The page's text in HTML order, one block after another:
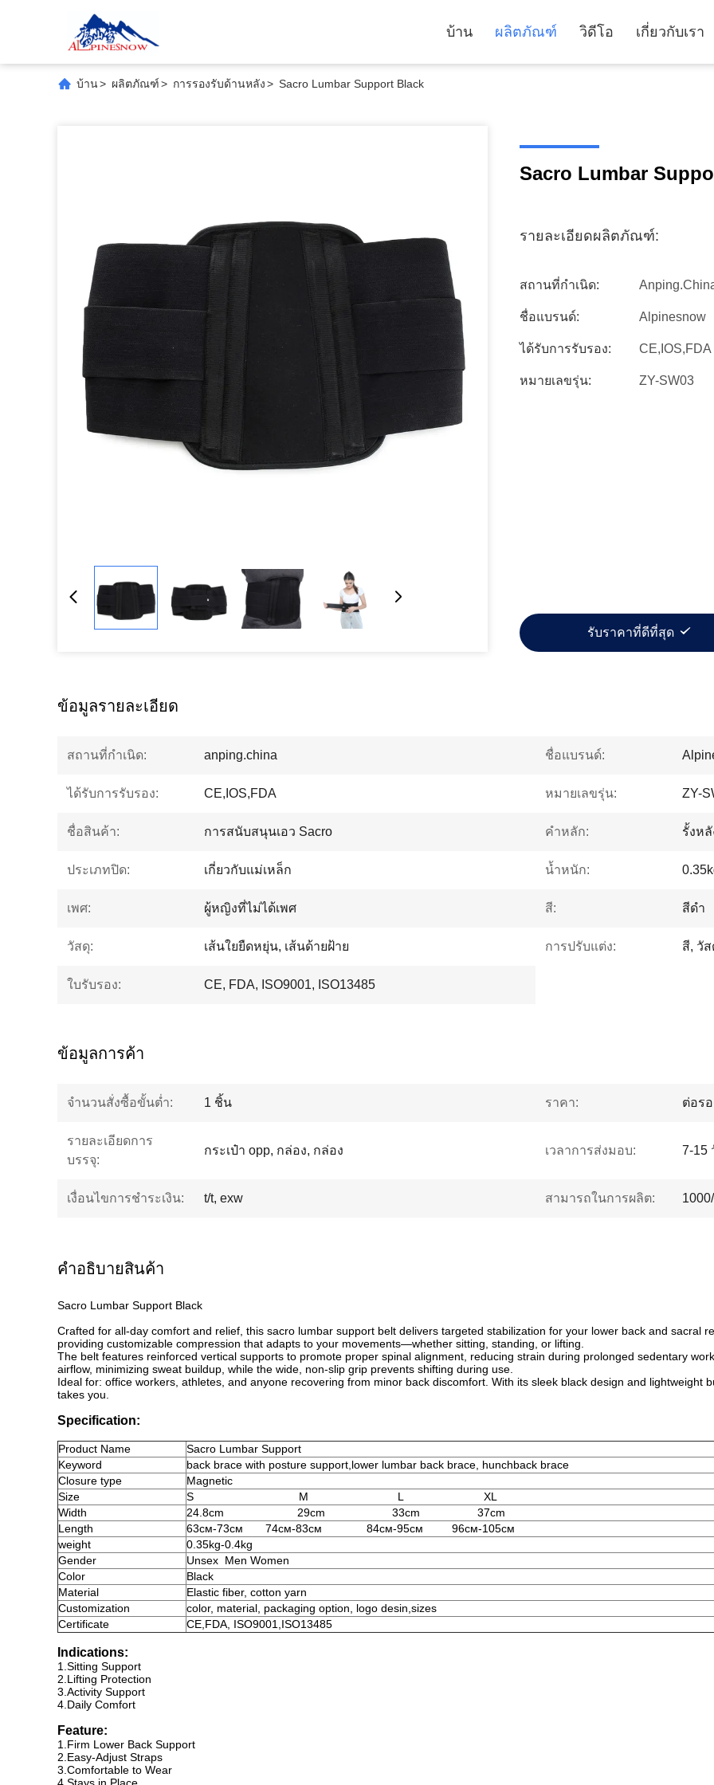
บ้าน ผลิตภัณฑ์ วิดีโอ เกี่ยวกับเรา
บ้าน> ผลิตภัณฑ์> การรองรับด้านหลัง> Sacro Lumbar Support Black
Sacro Lumbar
รายละเอียดผลิตภัณฑ์:
สถานที่กำเนิด:
ชื่อแบรนด์: Alpinesnow
ได้รับการรับรอง: CE,IOS,FDA
หมายเลขรุ่น: ZY-SW03
รับราคาที่ดีที่สุด
ข้อมูลรายละเอียด
สถานที่กำเนิด: anping.china ชื่อแบรนด์:
ได้รับการรับรอง: CE,IOS,FDA หมายเลขรุ่น: ZY-
ชื่อสินค้า: การสนับสนุนเอว Sacro คำหลัก: รั้งห
ประเภทปิด: เกี่ยวกับแม่เหล็ก น้ำหนัก:
เพศ: ผู้หญิงที่ไม่ได้เพศ สี: สีดำ
วัสดุ: เส้นใยยืดหยุ่น, เส้นด้ายฝ้าย การปรับแต่ง: สี, วั
ใบรับรอง: CE, FDA, ISO9001, ISO13485
ข้อมูลการค้า
จำนวนสั่งซื้อขั้นต่ำ: 1 ชิ้น ราคา: ต่อร
รายละเอียดการ
บรรจุ:
กระเป๋า opp, กล่อง, กล่อง เวลาการส่งมอบ: 7-15
เงื่อนไขการชำระเงิน: t/t, exw สามารถในการผลิต:
คําอธิบายสินค้า
Sacro Lumbar Support Black
Crafted for all-day comfort and relief, this sacro lumbar support belt delivers targeted stabilization for your lower back and sacral
providing customizable compression that adapts to your movements—whether sitting, standing, or lifting.
The belt features reinforced vertical supports to promote proper spinal alignment, reducing strain during prolonged sedentary
airflow, minimizing sweat buildup, while the wide, non-slip grip prevents shifting during use.
Ideal for: office workers, athletes, and anyone recovering from minor back discomfort. With its sleek black design and lightweight
takes you.
Specification:
Product Name
Sacro Lumbar Support
Keyword
back brace with posture support lower lumbar back brace, hunchback brace
Closure type
Magnetic
Size
S M L
XL
Width
24.8cm 29cm 33cm
37cm
Length
63см-73см 74см-83см 84см-95см
96см-105см
weight
0.35kg-0.4kg
Gender
Unsex Men Women
Color
Black
Material
Elastic fiber, cotton yarn
Customization
color, material, packaging option, logo desin,sizes
Certificate
CE,FDA, ISO9001,ISO13485
Indications:
1.Sitting Support
2.Lifting Protection
3.Activity Support
4.Daily Comfort
Feature:
1.Firm Lower Back Support
2.Easy-Adjust Straps
3.Comfortable to Wear